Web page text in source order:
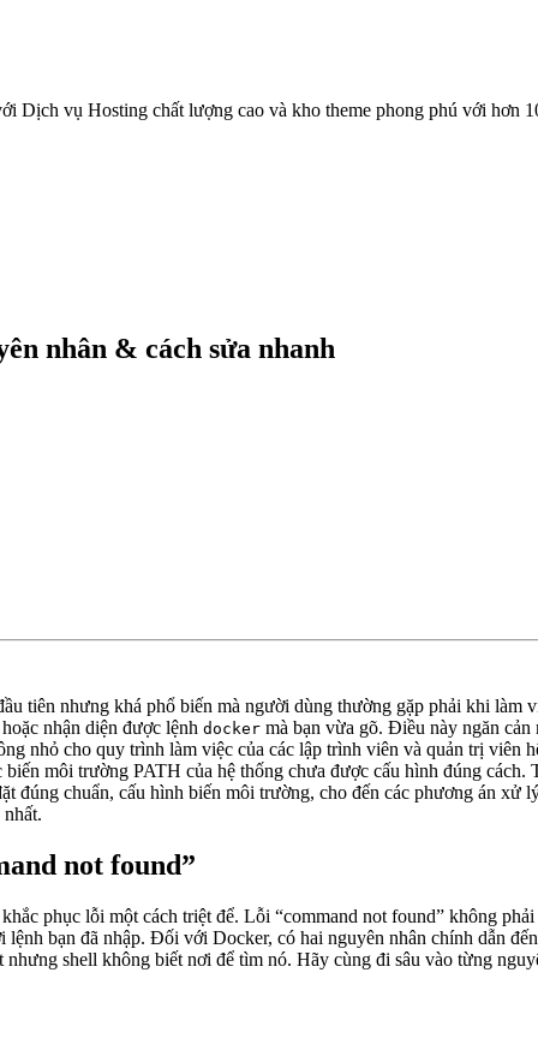
Dịch vụ Hosting chất lượng cao và kho theme phong phú với hơn
nhân & cách sửa nhanh
tiên nhưng khá phổ biến mà người dùng thường gặp phải khi làm
nhận diện được lệnh docker mà bạn vừa gõ. Điều này ngăn
nhỏ cho quy trình làm việc của các lập trình viên và quản trị viên
môi trường PATH của hệ thống chưa được cấu hình đúng
đúng chuẩn, cấu hình biến môi trường, cho đến các phương án xử
not found”
phục lỗi một cách triệt để. Lỗi “command not found” không
bạn đã nhập. Đối với Docker, có hai nguyên nhân chính dẫn
shell không biết nơi để tìm nó. Hãy cùng đi sâu vào từng